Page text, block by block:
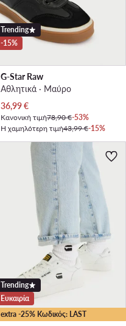
Trending
-15%
G-Star Raw
Αθλητικά · Μαύρο
Τρέχουσα τιμή
36,99€
Κανονική τιμή78,90 €-53%
Η χαμηλότερη τιμή43,99 €-15%
extra -25% Κωδικός: LAST
Trending
Ευκαιρία